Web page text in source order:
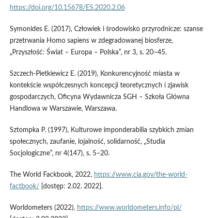
https://doi.org/10.15678/ES.2020.2.06
Symonides E. (2017), Człowiek i środowisko przyrodnicze: szanse
przetrwania Homo sapiens w zdegradowanej biosferze,
„Przyszłość: Świat – Europa – Polska”, nr 3, s. 20–45.
Szczech-Pietkiewicz E. (2019), Konkurencyjność miasta w
kontekście współczesnych koncepcji teoretycznych i zjawisk
gospodarczych, Oficyna Wydawnicza SGH – Szkoła Główna
Handlowa w Warszawie, Warszawa.
Sztompka P. (1997), Kulturowe imponderabilia szybkich zmian
społecznych, zaufanie, lojalność, solidarność, „Studia
Socjologiczne”, nr 4(147), s. 5–20.
The World Fackbook, 2022, https://www.cia.gov/the-world-
factbook/ [dostęp: 2.02. 2022].
Worldometers (2022), https://www.worldometers.info/pl/